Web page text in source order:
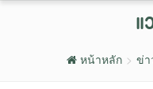
แ
หน้าหลัก ข่า